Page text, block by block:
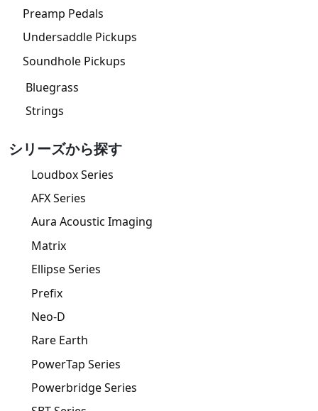
Preamp Pedals
Undersaddle Pickups
Soundhole Pickups
Bluegrass
Strings
シリーズから探す
Loudbox Series
AFX Series
Aura Acoustic Imaging
Matrix
Ellipse Series
Prefix
Neo-D
Rare Earth
PowerTap Series
Powerbridge Series